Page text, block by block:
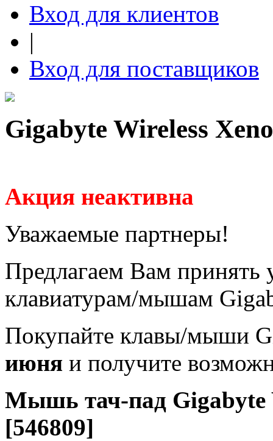
Вход для клиентов
|
Вход для поставщиков
Gigabyte Wireless
Акция неактивна
Уважаемые партнеры!
Предлагаем Вам принять
клавиатурам/мышам
Покупайте клавы/мыши
июня и получите
Мышь тач-пад Gigabyte
[546809]